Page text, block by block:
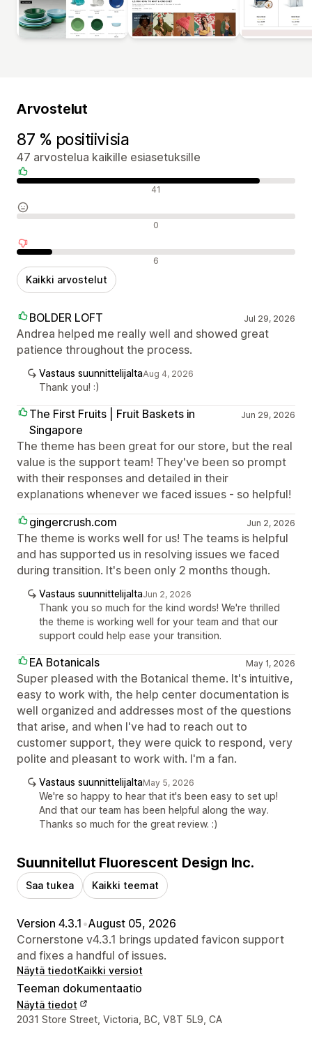
Arvostelut
87 % positiivisia
47 arvostelua kaikille esiasetuksille
Positiiviset arvostelut 41
Neutraalit arvostelut 0
Negatiiviset arvostelut 6
Kaikki arvostelut
BOLDER LOFT Jul 29, 2026
Andrea helped me really well and showed great
patience throughout the process.
Vastaus suunnittelijaltaAug 4, 2026
Thank you! :)
The First Fruits | Fruit Baskets in
Singapore
Jun 29, 2026
The theme has been great for our store, but the real
value is the support team! They've been so prompt
with their responses and detailed in their
explanations whenever we faced issues - so helpful!
gingercrush.com
Jun 2, 2026
The theme is works well for us! The teams is helpful
and has supported us in resolving issues we faced
during transition. It's been only 2 months though.
Vastaus suunnittelijaltaJun 2, 2026
Thank you so much for the kind words! We're thrilled
the theme is working well for your team and that our
support could help ease your transition.
EA Botanicals May 1, 2026
Super pleased with the Botanical theme. It's intuitive,
easy to work with, the help center documentation is
well organized and addresses most of the questions
that arise, and when I've had to reach out to
customer support, they were quick to respond, very
polite and pleasant to work with. I'm a fan.
Vastaus suunnittelijaltaMay 5, 2026
We're so happy to hear that it's been easy to set up!
And that our team has been helpful along the way.
Thanks so much for the great review. :)
Suunnitellut Fluorescent Design Inc.
Saa tukea Kaikki teemat
Version 4.3.1 •August 05, 2026
Cornerstone v4.3.1 brings updated favicon support
and fixes a handful of issues.
Näytä tiedotKaikki versiot
Teeman dokumentaatio
Näytä tiedot
Suunnittelijan yhteystiedot
2031 Store Street, Victoria, BC, V8T 5L9, CA